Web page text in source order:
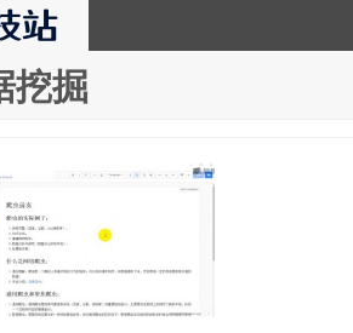
挖掘